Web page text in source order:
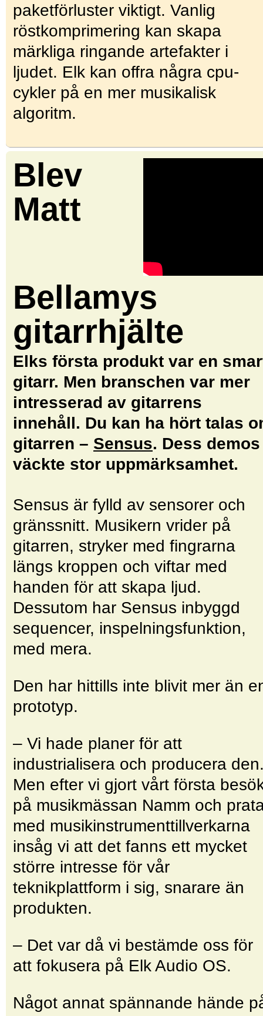
paketförluster viktigt. Vanlig
röstkomprimering kan skapa
märkliga ringande artefakter i
ljudet. Elk kan offra några cpu-
cykler på en mer musikalisk
algoritm.
Blev
Matt
Bellamys
gitarrhjälte
Elks första produkt var en
gitarr. Men branschen var mer
intresserad av gitarrens
innehåll. Du kan ha hört talas
gitarren – Sensus. Dess demos
väckte stor uppmärksamhet.
Sensus är fylld av sensorer och
gränssnitt. Musikern vrider på
gitarren, stryker med fingrarna
längs kroppen och viftar med
handen för att skapa ljud.
Dessutom har Sensus inbyggd
sequencer, inspelningsfunktion,
med mera.
Den har hittills inte blivit mer än
prototyp.
– Vi hade planer för att
industrialisera och producera
Men efter vi gjort vårt första
på musikmässan Namm och
med musikinstrumenttillverkarna
insåg vi att det fanns ett mycket
större intresse för vår
teknikplattform i sig, snarare än
produkten.
– Det var då vi bestämde oss för
att fokusera på Elk Audio OS.
Något annat spännande hände